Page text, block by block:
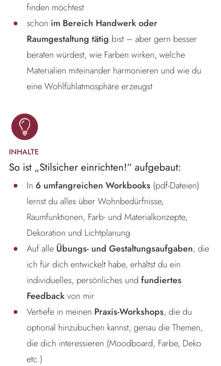
finden möchtest
schon im Bereich Handwerk oder
Raumgestaltung tätig bist – aber gern besser
beraten würdest, wie Farben wirken, welche
Materialien miteinander harmonieren und wie du
eine Wohlfühlatmosphäre erzeugst
INHALTE
So ist „Stilsicher einrichten!“ aufgebaut:
In 6 umfangreichen Workbooks (pdf-Dateien)
lernst du alles über Wohnbedürfnisse,
Raumfunktionen, Farb- und Materialkonzepte,
Dekoration und Lichtplanung
Auf alle Übungs- und Gestaltungsaufgaben, die
ich für dich entwickelt habe, erhältst du ein
individuelles, persönliches und fundiertes
Feedbackvon mir
Vertiefe in meinen Praxis-Workshops, die du
optional hinzubuchen kannst, genau die Themen,
die dich interessieren (Moodboard, Farbe, Deko
etc.)